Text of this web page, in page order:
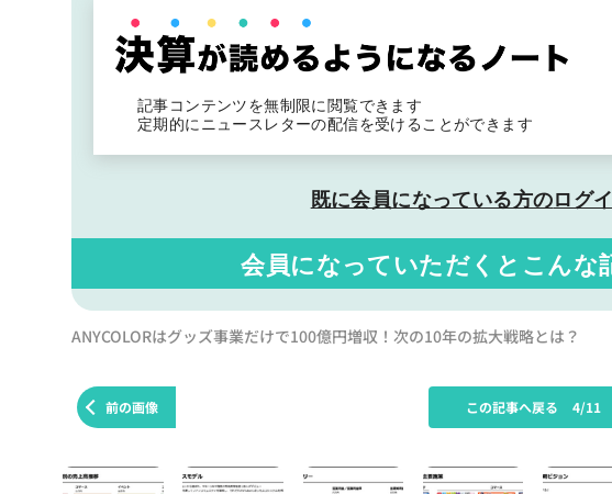
記事コンテンツを無制限に閲覧できます
定期的にニュースレターの配信を受けることができます
既に会員になっている方のログ
会員になっていただくと こんな
ANYCOLORはグッズ事業だけで100億円増収！次の10年の拡大戦略とは？
前の画像 この記事へ戻る 4/11